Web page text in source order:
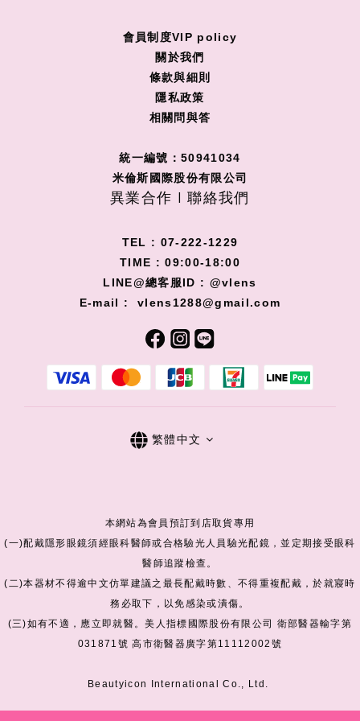
會員制度VIP policy
關於我們
條款與細則
隱私政策
相關問與答
統一編號：50941034
米倫斯國際股份有限公司
異業合作 I 聯絡我們
TEL : 07-222-1229
TIME : 09:00-18:00
LINE@總客服ID : @vlens
E-mail : vlens1288@gmail.com
繁體中文
本網站為會員預訂到店取貨專用
(一)配戴隱形眼鏡須經眼科醫師或合格驗光人員驗光配鏡，並定期接受眼科
醫師追蹤檢查。
(二)本器材不得逾中文仿單建議之最長配戴時數、不得重複配戴，於就寢時
務必取下，以免感染或潰傷。
(三)如有不適，應立即就醫。美人指標國際股份有限公司 衛部醫器輸字第
031871號 高市衛醫器廣字第11112002號
Beautyicon International Co., Ltd.